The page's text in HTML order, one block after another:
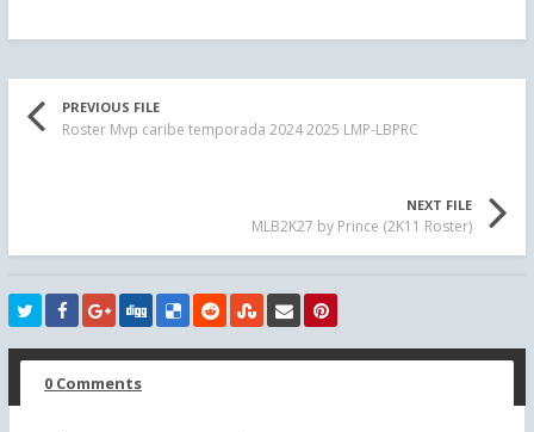
PREVIOUS FILE
Roster Mvp caribe temporada 2024 2025 LMP-LBPRC
NEXT FILE
MLB2K27 by Prince (2K11 Roster)
0 Comments